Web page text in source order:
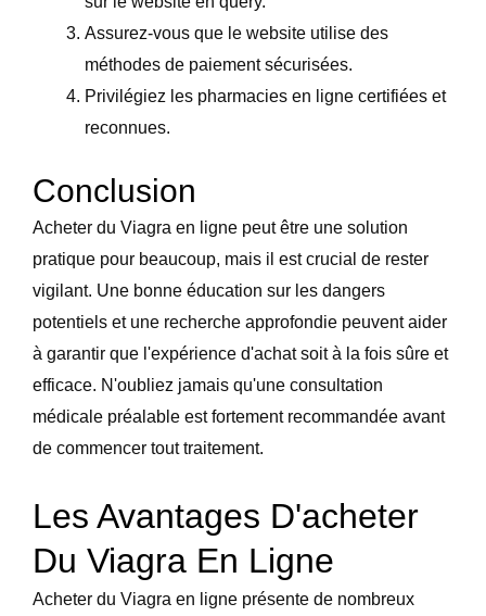
Assurez-vous que le website utilise des
méthodes de paiement sécurisées.
Privilégiez les pharmacies en ligne certifiées et
reconnues.
Conclusion
Acheter du Viagra en ligne peut être une solution
pratique pour beaucoup, mais il est crucial de rester
vigilant. Une bonne éducation sur les dangers
potentiels et une recherche approfondie peuvent aider
à garantir que l'expérience d'achat soit à la fois sûre et
efficace. N'oubliez jamais qu'une consultation
médicale préalable est fortement recommandée avant
de commencer tout traitement.
Les Avantages D'acheter
Du Viagra En Ligne
Acheter du Viagra en ligne présente de nombreux